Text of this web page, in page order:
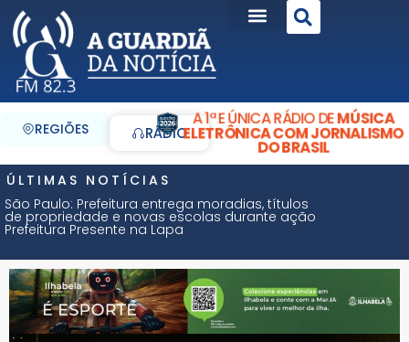
REGIÕES RÁDIO
A 1ª E ÚNICA RÁDIO DEMÚSICA
ELETRÔNICA COM JORNALISMO
DO BRASIL
ÚLTIMAS NOTÍCIAS
São Paulo: Prefeitura entrega moradias, títulos
de propriedade e novas escolas durante ação
Prefeitura Presente na Lapa